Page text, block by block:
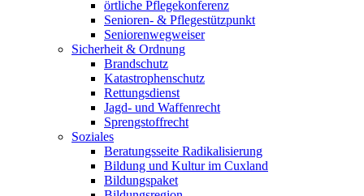
örtliche Pflegekonferenz
Senioren- & Pflegestützpunkt
Seniorenwegweiser
Sicherheit & Ordnung
Brandschutz
Katastrophenschutz
Rettungsdienst
Jagd- und Waffenrecht
Sprengstoffrecht
Soziales
Beratungsseite Radikalisierung
Bildung und Kultur im Cuxland
Bildungspaket